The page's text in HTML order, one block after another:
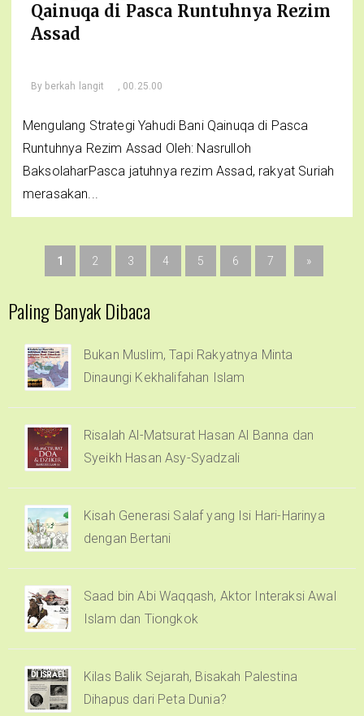
Qainuqa di Pasca Runtuhnya Rezim
Assad
By berkah langit , 00.25.00
Mengulang Strategi Yahudi Bani Qainuqa di Pasca
Runtuhnya Rezim Assad Oleh: Nasrulloh
BaksolaharPasca jatuhnya rezim Assad, rakyat Suriah
merasakan...
1 2 3 4 5 6 7 »
Paling Banyak Dibaca
Bukan Muslim, Tapi Rakyatnya Minta
Dinaungi Kekhalifahan Islam
Risalah Al-Matsurat Hasan Al Banna dan
Syeikh Hasan Asy-Syadzali
Kisah Generasi Salaf yang Isi Hari-Harinya
dengan Bertani
Saad bin Abi Waqqash, Aktor Interaksi Awal
Islam dan Tiongkok
Kilas Balik Sejarah, Bisakah Palestina
Dihapus dari Peta Dunia?